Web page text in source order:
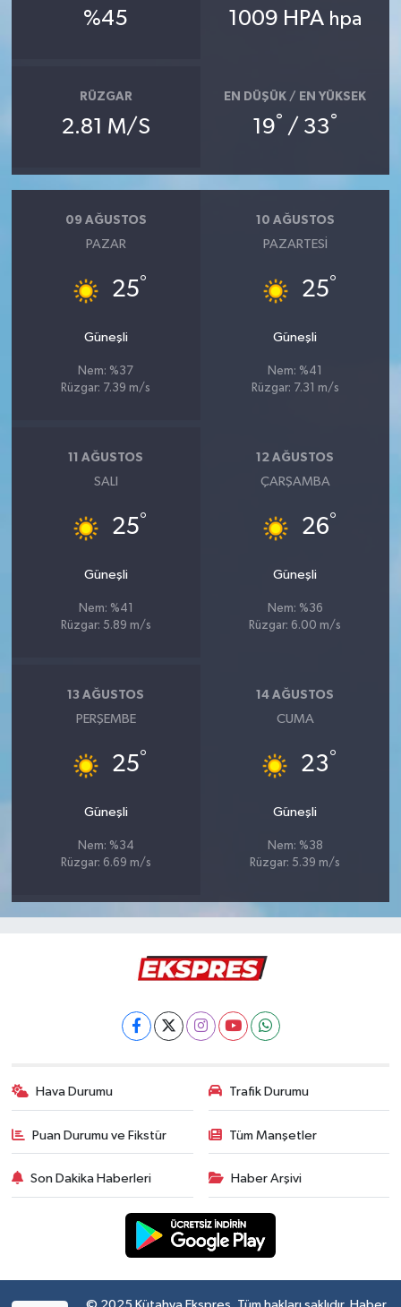
%45 1009 HPA hpa
RÜZGAR
2.81 M/S
EN DÜŞÜK / EN YÜKSEK
19° / 33°
09 AĞUSTOS
PAZAR
25°
Güneşli
Nem: %37
Rüzgar: 7.39 m/s
10 AĞUSTOS
PAZARTESI
25°
Güneşli
Nem: %41
Rüzgar: 7.31 m/s
11 AĞUSTOS
SALI
25°
Güneşli
Nem: %41
Rüzgar: 5.89 m/s
12 AĞUSTOS
ÇARŞAMBA
26°
Güneşli
Nem: %36
Rüzgar: 6.00 m/s
13 AĞUSTOS
PERŞEMBE
25°
Güneşli
Nem: %34
Rüzgar: 6.69 m/s
14 AĞUSTOS
CUMA
23°
Güneşli
Nem: %38
Rüzgar: 5.39 m/s
Hava Durumu Trafik Durumu
Puan Durumu ve Fikstür Tüm Manşetler
Son Dakika Haberleri Haber Arşivi
Pazarlar
Şaphane
Simav
Siyaset
Spor
Teknoloji
Türkiye
Yaşam